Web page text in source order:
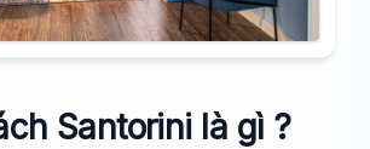
Santorini là gì ?